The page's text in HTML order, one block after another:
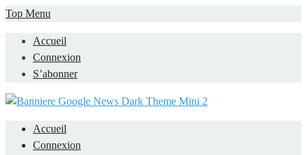
Skip
content
Top Menu
Accueil
Connexion
S’abonner
Accueil
Connexion